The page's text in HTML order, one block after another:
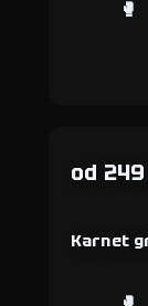
od 249
Karnet